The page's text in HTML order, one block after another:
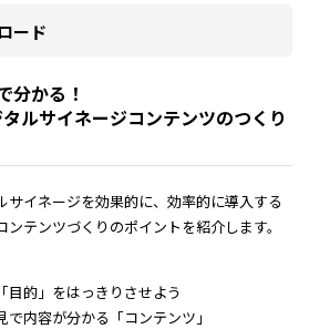
ード
分かる！
ルサイネージコンテンツのつくり
サイネージを効果的に、効率的に導入する
ンテンツづくりのポイントを紹介します。
目的」をはっきりさせよう
で内容が分かる「コンテンツ」